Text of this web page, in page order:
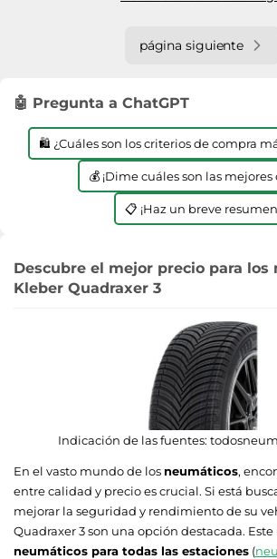
página siguiente
🤖 Pregunta a ChatGPT
🛍️ ¿Cuáles son los criterios de compra
💰 ¡Dime cuáles son las mejores
📋 ¡Haz un breve
Descubre el mejor precio para los
Kleber Quadraxer 3
Indicación de las fuentes:
En el vasto mundo de los neumáticos,
entre calidad y precio es crucial. Si está
mejorar la seguridad y rendimiento de su
Quadraxer 3 son una opción destacada.
neumáticos para todas las estaciones (